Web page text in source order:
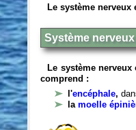
Le système
Système nerveux
Le système
comprend :
l'encéphale,
lamoelle